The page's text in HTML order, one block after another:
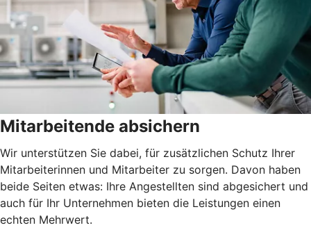
Mitarbeitende absichern
Wir unterstützen Sie dabei, für zusätzlichen Schutz Ihrer
Mitarbeiterinnen und Mitarbeiter zu sorgen. Davon haben
beide Seiten etwas: Ihre Angestellten sind abgesichert und
auch für Ihr Unternehmen bieten die Leistungen einen
echten Mehrwert.